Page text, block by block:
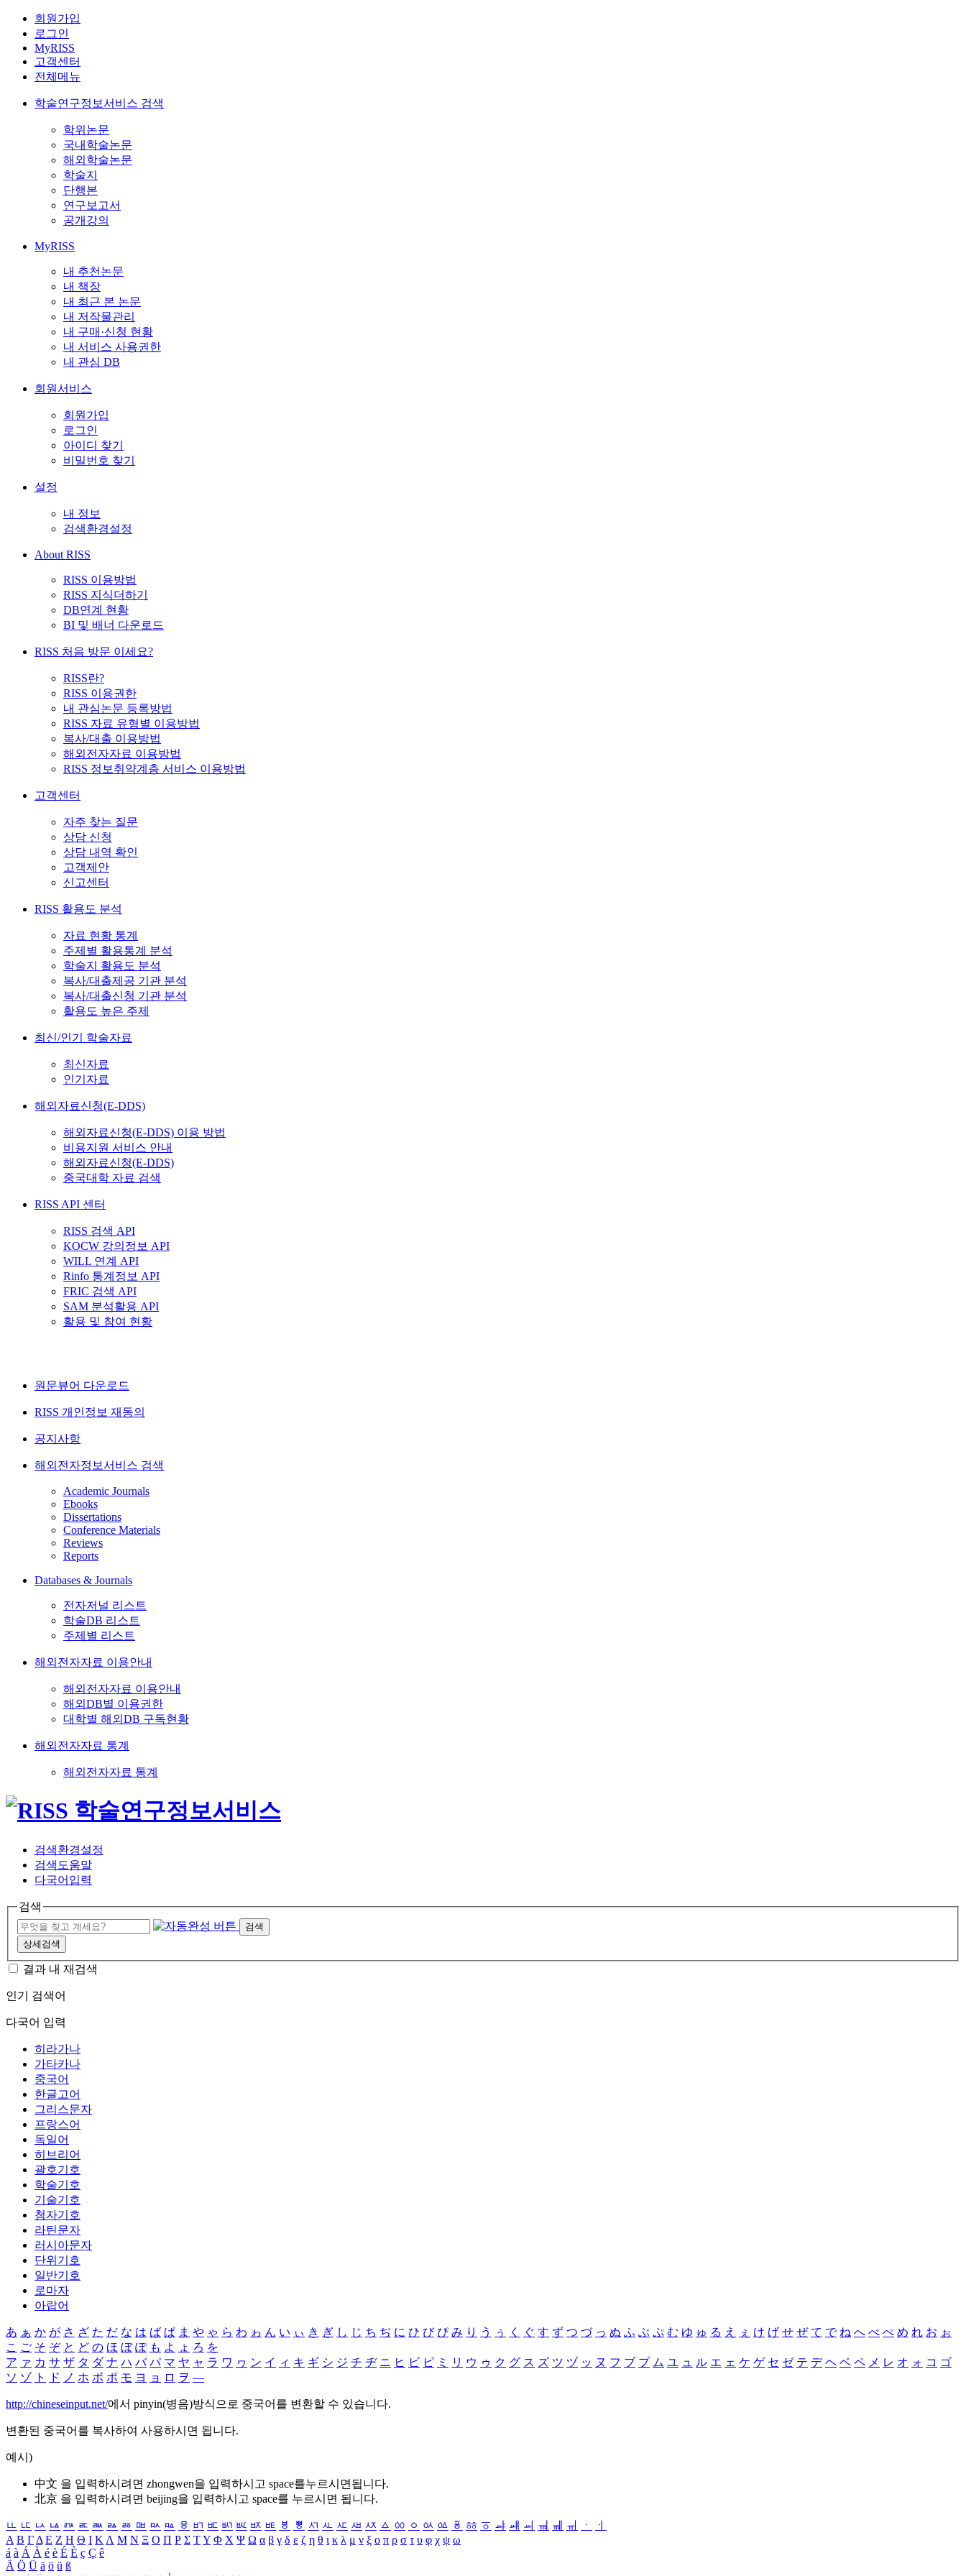
회원가입
로그인
MyRISS
고객센터
전체메뉴
학술연구정보서비스 검색
학위논문
국내학술논문
해외학술논문
학술지
단행본
연구보고서
공개강의
MyRISS
내 추천논문
내 책장
내 최근 본 논문
내 저작물관리
내 구매·신청 현황
내 서비스 사용권한
내 관심 DB
회원서비스
회원가입
로그인
아이디 찾기
비밀번호 찾기
설정
내 정보
검색환경설정
About RISS
RISS 이용방법
RISS 지식더하기
DB연계 현황
BI 및 배너 다운로드
RISS 처음 방문 이세요?
RISS란?
RISS 이용권한
내 관심논문 등록방법
RISS 자료 유형별 이용방법
복사/대출 이용방법
해외전자자료 이용방법
RISS 정보취약계층 서비스 이용방법
고객센터
자주 찾는 질문
상담 신청
상담 내역 확인
고객제안
신고센터
RISS 활용도 분석
자료 현황 통계
주제별 활용통계 분석
학술지 활용도 분석
복사/대출제공 기관 분석
복사/대출신청 기관 분석
활용도 높은 주제
최신/인기 학술자료
최신자료
인기자료
해외자료신청(E-DDS)
해외자료신청(E-DDS) 이용 방법
비용지원 서비스 안내
해외자료신청(E-DDS)
중국대학 자료 검색
RISS API 센터
RISS 검색 API
KOCW 강의정보 API
WILL 연계 API
Rinfo 통계정보 API
FRIC 검색 API
SAM 분석활용 API
활용 및 참여 현황
원문뷰어 다운로드
RISS 개인정보 재동의
공지사항
해외전자정보서비스 검색
Academic Journals
Ebooks
Dissertations
Conference Materials
Reviews
Reports
Databases & Journals
전자저널 리스트
학술DB 리스트
주제별 리스트
해외전자자료 이용안내
해외전자자료 이용안내
해외DB별 이용권한
대학별 해외DB 구독현황
해외전자자료 통계
해외전자자료 통계
검색환경설정
검색도움말
다국어입력
검색
검색
상세검색
결과 내 재검색
인기 검색어
다국어 입력
히라가나
가타카나
중국어
한글고어
그리스문자
프랑스어
독일어
히브리어
괄호기호
학술기호
기술기호
첨자기호
라틴문자
러시아문자
단위기호
일반기호
로마자
아랍어
あ ぁ か が さ ざ た だ な は ば ぱ ま や ゃ ら わ ゎ ん い ぃ き ぎ し じ ち ぢ に ひ び ぴ み り う ぅ く ぐ す ず つ づ っ ぬ ふ ぶ ぷ む ゆ ゅ る え ぇ け げ せ ぜ て で ね へ べ ぺ め れ お ぉ
こ ご そ ぞ と ど の ほ ぼ ぽ も よ ょ ろ を
ア ァ カ サ ザ タ ダ ナ ハ バ パ マ ヤ ャ ラ ワ ヮ ン イ ィ キ ギ シ ジ チ ヂ ニ ヒ ビ ピ ミ リ ウ ゥ ク グ ス ズ ツ ヅ ッ ヌ フ ブ プ ム ユ ュ ル エ ェ ケ ゲ セ ゼ テ デ ヘ ベ ペ メ レ オ ォ コ ゴ
ソ ゾ ト ド ノ ホ ボ ポ モ ヨ ョ ロ ヲ ―
http://chineseinput.net/에서 pinyin(병음)방식으로 중국어를 변환할 수 있습니다.
변환된 중국어를 복사하여 사용하시면 됩니다.
예시)
中文 을 입력하시려면 zhongwen을 입력하시고 space를누르시면됩니다.
北京 을 입력하시려면 beijing을 입력하시고 space를 누르시면 됩니다.
ㅥ ㅦ ㅧ ㅨ ㅩ ㅪ ㅫ ㅬ ㅭ ㅮ ㅯ ㅰ ㅱ ㅲ ㅳ ㅴ ㅵ ㅶ ㅷ ㅸ ㅹ ㅺ ㅻ ㅼ ㅽ ㅾ ㅿ ㆀ ㆁ ㆂ ㆃ ㆄ ㆅ ㆆ ㆇ ㆈ ㆉ ㆊ ㆋ ㆌ ㆍ
ㆎ
Α Β ΓΔ Ε Ζ Η Θ Ι ΚΛ Μ Ν Ξ Ο Π Ρ Σ ΤΥ Φ Χ Ψ Ω α β γ δ ε ζ η θ ι κ λ μ ν ξ ο π ρ σ τ υ φ χ ψ ω
á à Á À é è É È ç Ç ê
Ä Ö Ü ä ö ü ß